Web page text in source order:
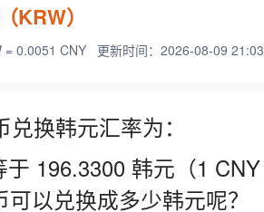
KRW）
= 0.0051 CNY 更新时间：2026-08-09
换韩元汇率为：
于 196.3300 韩元（1
可以兑换成多少韩元呢？